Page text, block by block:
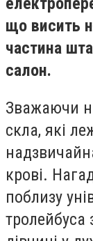
що висить
частина
салон.
Зважаючи
скла, які
крові.
поблизу